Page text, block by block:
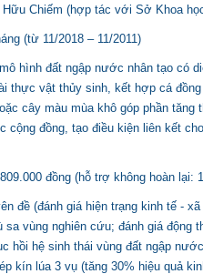
Hữu Chiếm (hợp tác với Sở Khoa
(từ 11/2018 – 11/2011)
hình đất ngập nước nhân tạo có
thực vật thủy sinh, kết hợp cá
cây màu mùa khô góp phần
cộng đồng, tạo điều kiện liên kết
đồng (hỗ trợ không hoàn lại:
đề (đánh giá hiện trạng kinh tế -
sa vùng nghiên cứu; đánh giá
hồi hệ sinh thái vùng đất ngập
kín lúa 3 vụ (tăng 30% hiệu quả